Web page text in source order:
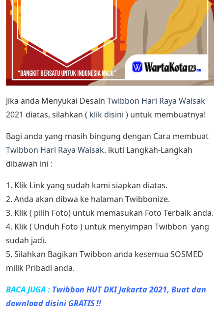
Jika anda Menyukai Desain Twibbon Hari Raya Waisak
2021 diatas, silahkan ( klik disini ) untuk membuatnya!
Bagi anda yang masih bingung dengan Cara membuat
Twibbon Hari Raya Waisak. ikuti Langkah-Langkah
dibawah ini :
1. Klik Link yang sudah kami siapkan diatas.
2. Anda akan dibwa ke halaman Twibbonize.
3. Klik ( pilih Foto) untuk memasukan Foto Terbaik anda.
4. Klik ( Unduh Foto ) untuk menyimpan Twibbon yang
sudah jadi.
5. Silahkan Bagikan Twibbon anda kesemua SOSMED
milik Pribadi anda.
BACA JUGA : Twibbon HUT DKI Jakarta 2021, Buat dan
download disini GRATIS !!